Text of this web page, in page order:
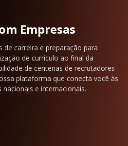
Empresas
de carreira e preparação para
de currículo ao final da
de centenas de recrutadores
plataforma que conecta você às
nacionais e internacionais.